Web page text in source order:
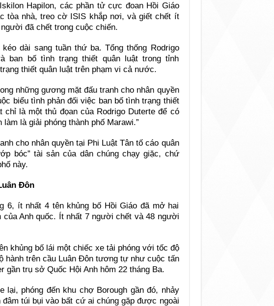
Hapilon, các phần tử cực đoan Hồi Giáo
tòa nhà, treo cờ ISIS khắp nơi, và giết chết ít
đã chết trong cuộc chiến.
dài sang tuần thứ ba. Tổng thống Rodrigo
ban bố tình trạng thiết quân luật trong tỉnh
thiết quân luật trên phạm vi cả nước.
những gương mặt đấu tranh cho nhân quyền
biểu tình phản đối việc ban bố tình trạng thiết
chỉ là một thủ đọan của Rodrigo Duterte để có
là giải phóng thành phố Marawi.”
cho nhân quyền tại Phi Luật Tân tố cáo quân
bóc” tài sản của dân chúng chạy giặc, chứ
này.
Đôn
6, ít nhất 4 tên khủng bố Hồi Giáo đã mở hai
Anh quốc. Ít nhất 7 người chết và 48 người
khủng bố lái một chiếc xe tải phóng với tốc độ
hành trên cầu Luân Đôn tương tự như cuộc tấn
gần trụ sở Quốc Hội Anh hôm 22 tháng Ba.
lại, phóng đến khu chợ Borough gần đó, nhảy
túi bụi vào bất cứ ai chúng gặp được ngoài